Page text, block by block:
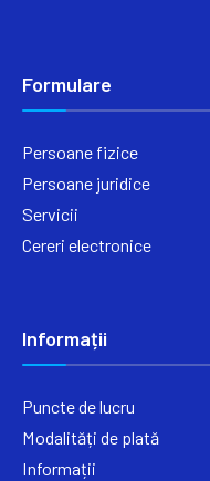
Formulare
Persoane fizice
Persoane juridice
Servicii
Cereri electronice
Informații
Puncte de lucru
Modalități de plată
Informații